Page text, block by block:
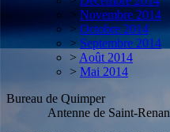
> Novembre 2014
> Octobre 2014
> Septembre 2014
> Août 2014
> Mai 2014
Bureau
Antenne de Saint-Renan